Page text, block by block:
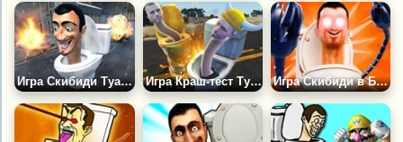
Игра Скибиди Туалет Выживание Игра Краш-тест Туалета Head Derby Игра Скибиди в Беде 2